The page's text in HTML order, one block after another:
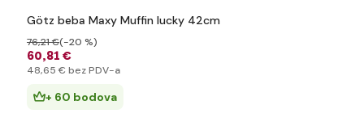
Götz beba Maxy Muffin lucky 42cm
60,81 €
76,21 €(-20 %)
48,65 € bez PDV-a
+ 60 bodova